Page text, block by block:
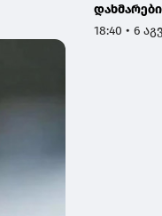
18:40 • 6